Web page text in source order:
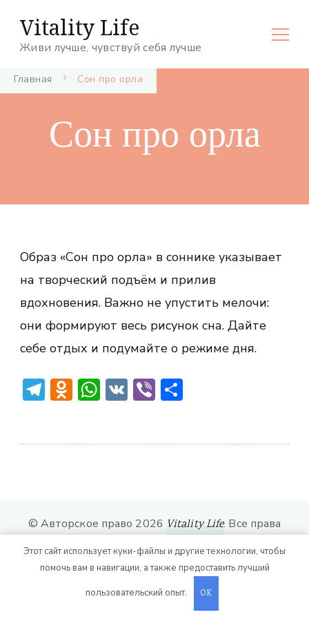
Vitality Life
Живи лучше, чувствуй себя лучше
Главная Сон про орла
Сон про орла
Образ «Сон про орла» в соннике указывает
на творческий подъём и прилив
вдохновения. Важно не упустить мелочи:
они формируют весь рисунок сна. Дайте
себе отдых и подумайте о режиме дня.
Telegram
Odnoklassniki
WhatsApp
VKViber
© Авторское право 2026 Vitality Life. Все права
защищены.
CoachPress Lite | от автора
Blossom Themes. На платформеWordPress.
Этот сайт использует куки-файлы и другие технологии, чтобы
помочь вам в навигации, а также предоставить лучший
пользовательский опыт.
OK